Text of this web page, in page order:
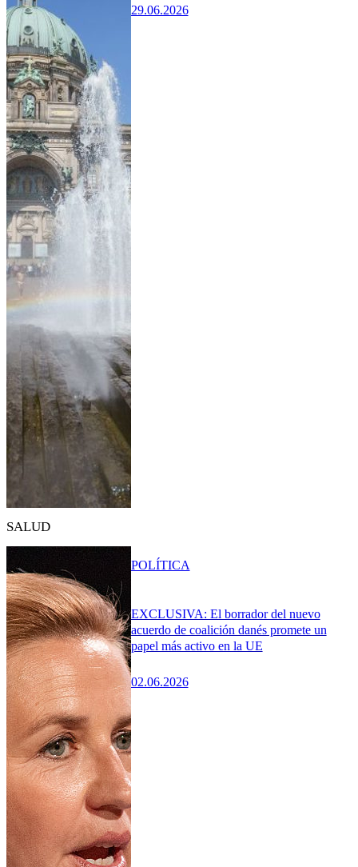
29.06.2026
SALUD
EXCLUSIVA: El borrador del nuevo
acuerdo de coalición danés promete un
papel más activo en la UE
02.06.2026
POLÍTICA